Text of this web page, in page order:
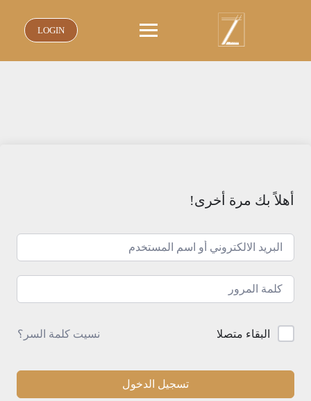
LOGIN
أهلاً بك مرة أخرى!
البقاء متصلا نسيت كلمة السر؟
تسجيل الدخول